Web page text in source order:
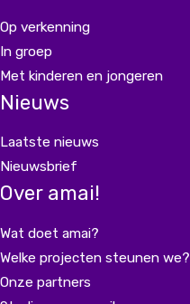
Op verkenning
In groep
Met kinderen en jongeren
Nieuws
Laatste nieuws
Nieuwsbrief
Over amai!
Wat doet amai?
Welke projecten steunen we?
Onze partners